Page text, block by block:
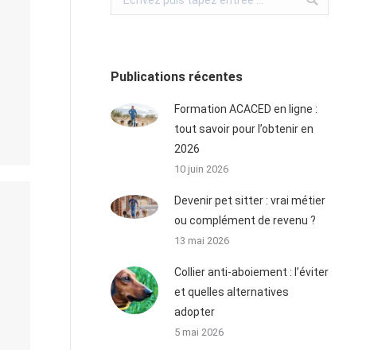
Publications récentes
Formation ACACED en ligne :
tout savoir pour l’obtenir en
2026
10 juin 2026
Devenir pet sitter : vrai métier
ou complément de revenu ?
13 mai 2026
Collier anti-aboiement : l’éviter
et quelles alternatives
adopter
5 mai 2026